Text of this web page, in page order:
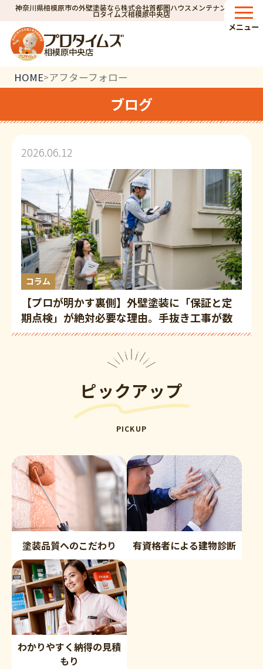
神奈川県相模原市の外壁塗装なら株式会社首都圏ハウスメンテナンス｜プ
ロタイムズ相模原中央店
相模原中央店
メニュー
HOME>アフターフォロー
ブログ
2026.06.12
コラム
【プロが明かす裏側】外壁塗装に「保証と定
期点検」が絶対必要な理由。手抜き工事が数
年後にしか発覚しないリスクとは？
ピックアップ
PICKUP
塗装品質へのこだわり 有資格者による建物診断
わかりやすく納得の見積
もり